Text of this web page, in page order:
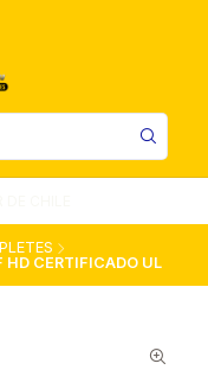
HD CERTIFICADO UL